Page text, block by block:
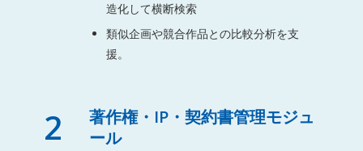
造化して横断検索
類似企画や競合作品との比較分析を支
援。
2
著作権・IP・契約書管理モジュ
ール